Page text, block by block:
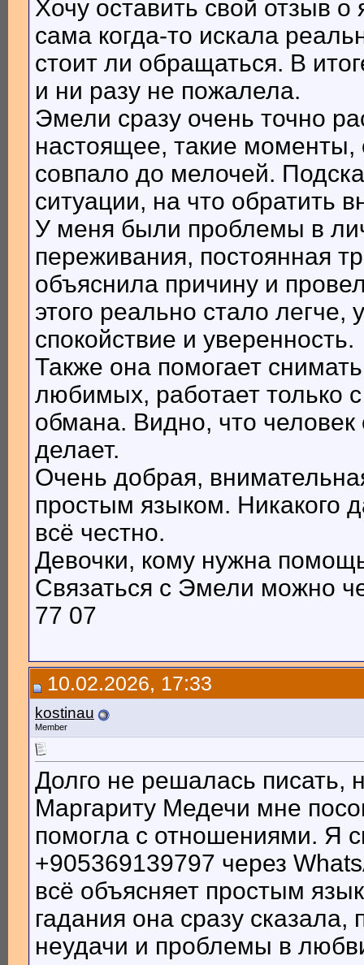
Хочу оставить свой отзыв
сама когда-то искала
стоит ли обращаться. В
и ни разу не пожалела.
Эмели сразу очень точно
настоящее, такие моменты,
совпало до мелочей.
ситуации, на что обратить
У меня были проблемы в
переживания, постоянная
объяснила причину и
этого реально стало легче,
спокойствие и уверенность.
Также она помогает
любимых, работает только
обмана. Видно, что
делает.
Очень добрая,
простым языком. Никакого
всё честно.
Девочки, кому нужна
Связаться с Эмели можно
77 07
10.02.2026, 17:33
kostinau
Member
Долго не решалась писать,
Маргариту Медечи мне
помогла с отношениями. Я
+905369139797 через
всё объясняет простым
гадания она сразу
неудачи и проблемы в